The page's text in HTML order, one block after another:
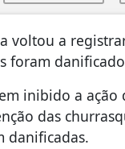
voltou a
foram
inibido a ação
das
danificadas.